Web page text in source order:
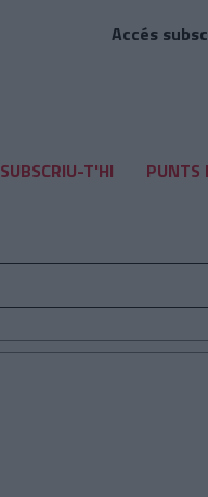
Accés
SUBSCRIU-T'HI PUNTS